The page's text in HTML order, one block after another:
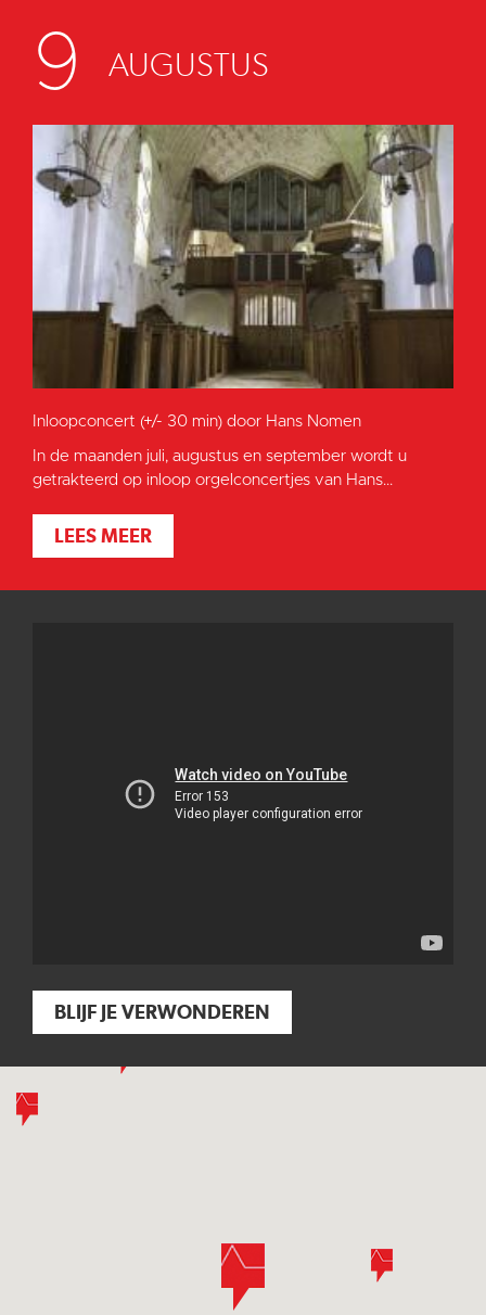
9 AUGUSTUS
Inloopconcert (+/- 30 min) door Hans Nomen
In de maanden juli, augustus en september wordt u
getrakteerd op inloop orgelconcertjes van Hans...
LEES MEER
BLIJF JE VERWONDEREN